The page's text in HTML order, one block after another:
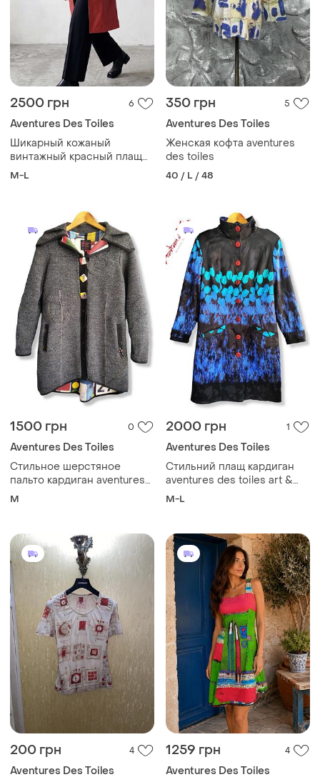
2500 грн 6
Aventures Des Toiles
Шикарный кожаный
винтажный красный плащ
aventures des toiles art
M-L
350 грн 5
Aventures Des Toiles
Женская кофта aventures
des toiles
40 / L / 48
1500 грн 0
Aventures Des Toiles
Стильное шерстяное
пальто кардиган aventures
des toiles art &amp; pret a
M
2000 грн 1
Aventures Des Toiles
Стильний плащ кардиган
aventures des toiles art &
pret a porter франція
M-L
200 грн 4
Aventures Des Toiles
1259 грн 4
Aventures Des Toiles